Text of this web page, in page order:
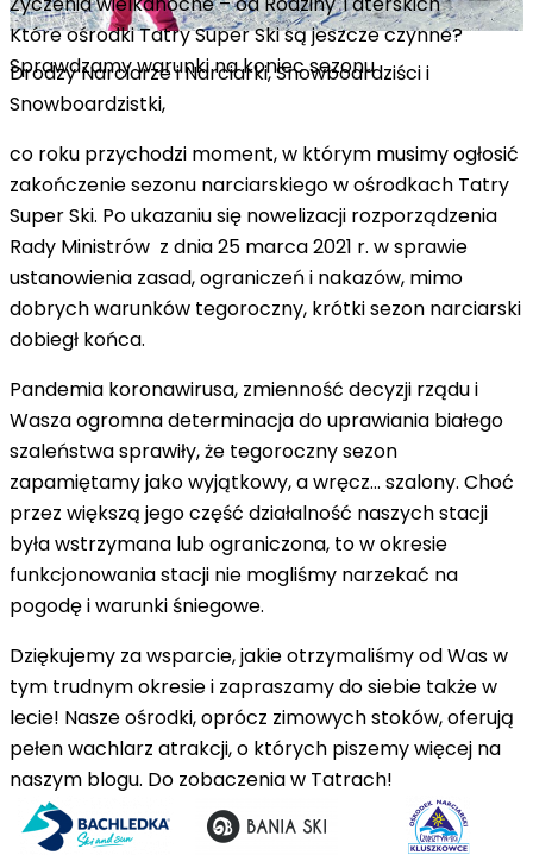
Które ośrodki Tatry Super Ski są jeszcze czynne?
Sprawdzamy warunki na koniec sezonu
Drodzy Narciarze i Narciarki, Snowboardziści i
Snowboardzistki,
co roku przychodzi moment, w którym musimy ogłosić
zakończenie sezonu narciarskiego w ośrodkach Tatry
Super Ski. Po ukazaniu się nowelizacji rozporządzenia
Rady Ministrów z dnia 25 marca 2021 r. w sprawie
ustanowienia zasad, ograniczeń i nakazów, mimo
dobrych warunków tegoroczny, krótki sezon narciarski
dobiegł końca.
Pandemia koronawirusa, zmienność decyzji rządu i
Wasza ogromna determinacja do uprawiania białego
szaleństwa sprawiły, że tegoroczny sezon
zapamiętamy jako wyjątkowy, a wręcz... szalony. Choć
przez większą jego część działalność naszych stacji
była wstrzymana lub ograniczona, to w okresie
funkcjonowania stacji nie mogliśmy narzekać na
pogodę i warunki śniegowe.
Dziękujemy za wsparcie, jakie otrzymaliśmy od Was w
tym trudnym okresie i zapraszamy do siebie także w
lecie! Nasze ośrodki, oprócz zimowych stoków, oferują
pełen wachlarz atrakcji, o których piszemy więcej na
naszym blogu. Do zobaczenia w Tatrach!